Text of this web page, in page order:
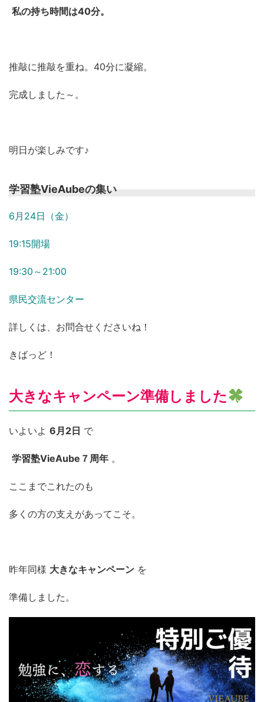
私の持ち時間は40分。
推敲に推敲を重ね。40分に凝縮。
完成しました～。
明日が楽しみです♪
学習塾VieAubeの集い
6月24日（金）
19:15開場
19:30～21:00
県民交流センター
詳しくは、お問合せくださいね！
きばっど！
大きなキャンペーン準備しました
いよいよ 6月2日 で
学習塾VieAube７周年 。
ここまでこれたのも
多くの方の支えがあってこそ。
昨年同様 大きなキャンペーン を
準備しました。